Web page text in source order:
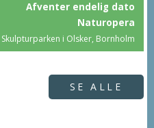
Afventer endelig dato
Naturopera
Skulpturparken i Olsker, Bornholm
SE ALLE